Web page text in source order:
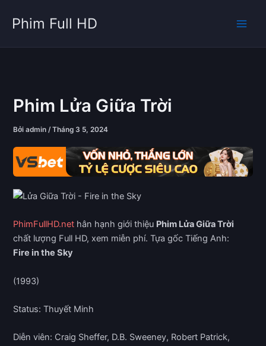
dung
Phim Full HD
Phim Lửa Giữa Trời
Bởiadmin/Tháng 3 5, 2024
PhimFullHD.net hân hạnh giới thiệu Phim Lửa Giữa Trời
chất lượng Full HD, xem miễn phí. Tựa gốc Tiếng Anh:
Fire in the Sky
(1993)
Status: Thuyết Minh
Diễn viên: Craig Sheffer, D.B. Sweeney, Robert Patrick,